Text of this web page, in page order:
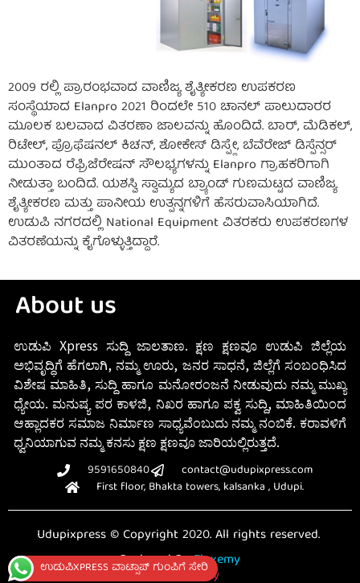
2009 ರಲ್ಲಿ ಪ್ರಾರಂಭವಾದ ವಾಣಿಜ್ಯ ಶೈತ್ಯೀಕರಣ ಉಪಕರಣ
ಸಂಸ್ಥೆಯಾದ Elanpro 2021 ರಿಂದಲೇ 510 ಚಾನಲ್ ಪಾಲುದಾರರ
ಮೂಲಕ ಬಲವಾದ ವಿತರಣಾ ಜಾಲವನ್ನು ಹೊಂದಿದೆ. ಬಾರ್, ಮೆಡಿಕಲ್,
ರಿಟೇಲ್, ಪ್ರೊಫೆಷನಲ್ ಕಿಚನ್, ಶೋಕೇಸ್ ಡಿಸ್ಪ್ಲೇ, ಬೆವೆರೇಜ್ ಡಿಸ್ಪೆನ್ಸರ್
ಮುಂತಾದ ರೆಫ್ರಿಜೆರೇಷನ್ ಸೌಲಭ್ಯಗಳನ್ನು Elanpro ಗ್ರಾಹಕರಿಗಾಗಿ
ನೀಡುತ್ತಾ ಬಂದಿದೆ. ಯಶಸ್ವಿ ಸ್ವಾಮ್ಯದ ಬ್ರ್ಯಾಂಡ್ ಗುಣಮಟ್ಟದ ವಾಣಿಜ್ಯ
ಶೈತ್ಯೀಕರಣ ಮತ್ತು ಪಾನೀಯ ಉತ್ಪನ್ನಗಳಿಗೆ ಹೆಸರುವಾಸಿಯಾಗಿದೆ.
ಉಡುಪಿ ನಗರದಲ್ಲಿ National Equipment ವಿತರಕರು ಉಪಕರಣಗಳ
ವಿತರಣೆಯನ್ನು ಕೈಗೊಳ್ಳುತ್ತಿದ್ದಾರೆ.
ಉಡುಪಿXPRESS ವಾಟ್ಸಾಪ್ ಗುಂಪಿಗೆ ಸೇರಿ
About us
ಉಡುಪಿ Xpress ಸುದ್ದಿ ಜಾಲತಾಣ. ಕ್ಷಣ ಕ್ಷಣವೂ ಉಡುಪಿ ಜಿಲ್ಲೆಯ
ಅಭಿವೃದ್ಧಿಗೆ ಹೆಗಲಾಗಿ, ನಮ್ಮ ಊರು, ಜನರ ಸಾಧನೆ, ಜಿಲ್ಲೆಗೆ ಸಂಬಂಧಿಸಿದ
ವಿಶೇಷ ಮಾಹಿತಿ, ಸುದ್ದಿ ಹಾಗೂ ಮನೋರಂಜನೆ ನೀಡುವುದು ನಮ್ಮ ಮುಖ್ಯ
ಧ್ಯೇಯ. ಮನುಷ್ಯ ಪರ ಕಾಳಜಿ, ನಿಖರ ಹಾಗೂ ಪಕ್ವ ಸುದ್ದಿ, ಮಾಹಿತಿಯಿಂದ
ಆಹ್ಲಾದಕರ ಸಮಾಜ ನಿರ್ಮಾಣ ಸಾಧ್ಯವೆಂಬುದು ನಮ್ಮ ನಂಬಿಕೆ. ಕರಾವಳಿಗೆ
ಧ್ವನಿಯಾಗುವ ನಮ್ಮ ಕನಸು ಕ್ಷಣ ಕ್ಷಣವೂ ಜಾರಿಯಲ್ಲಿರುತ್ತದೆ.
9591650840
contact@udupixpress.com
First floor, Bhakta towers, kalsanka , Udupi.
Udupixpress © Copyright 2020. All rights reserved.
Designed ByFluxemy
Privacy Policy